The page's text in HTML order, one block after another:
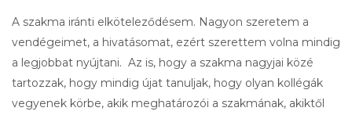
A szakma iránti elköteleződésem. Nagyon szeretem a
vendégeimet, a hivatásomat, ezért szerettem volna mindig
a legjobbat nyújtani. Az is, hogy a szakma nagyjai közé
tartozzak, hogy mindig újat tanuljak, hogy olyan kollégák
vegyenek körbe, akik meghatározói a szakmának, akiktől